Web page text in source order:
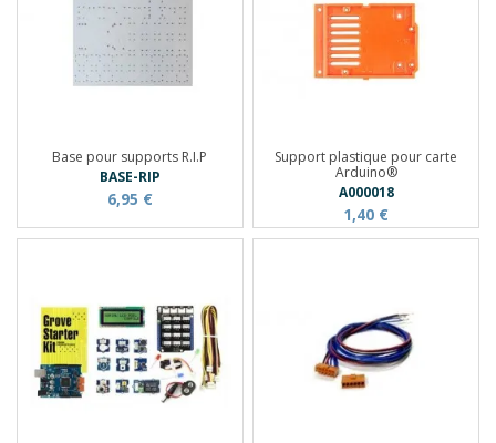
Base pour supports R.I.P
BASE-RIP
6,95 €
Support plastique pour carte
Arduino®
A000018
1,40 €